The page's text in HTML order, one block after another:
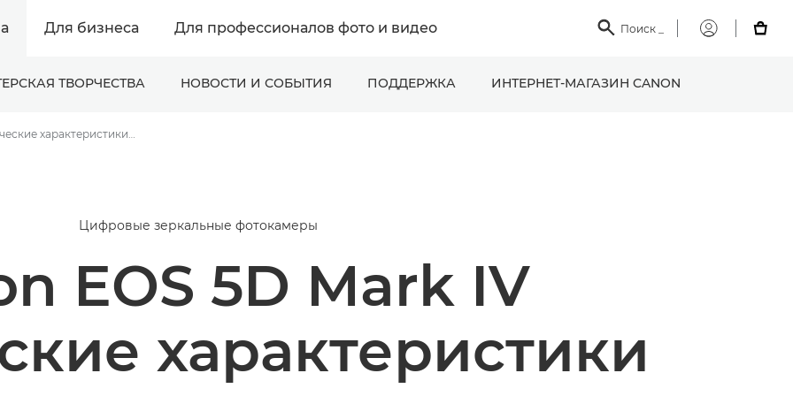
Для бизнеса Для профессионалов фото и видео  Поиск
Мой

ТВОРЧЕСТВА НОВОСТИ И СОБЫТИЯ ПОДДЕРЖКА ИНТЕРНЕТ-МАГАЗИН CANON
Технические характеристики и функции - Canon EOS 5D Mark IV
Цифровые зеркальные фотокамеры
EOS 5D Mark IV
характеристики